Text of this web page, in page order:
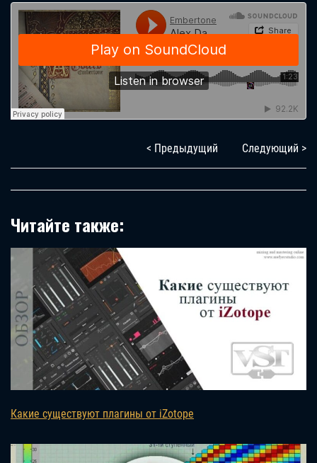
< Предыдущий Следующий >
Читайте также:
Какие существуют плагины от iZotope